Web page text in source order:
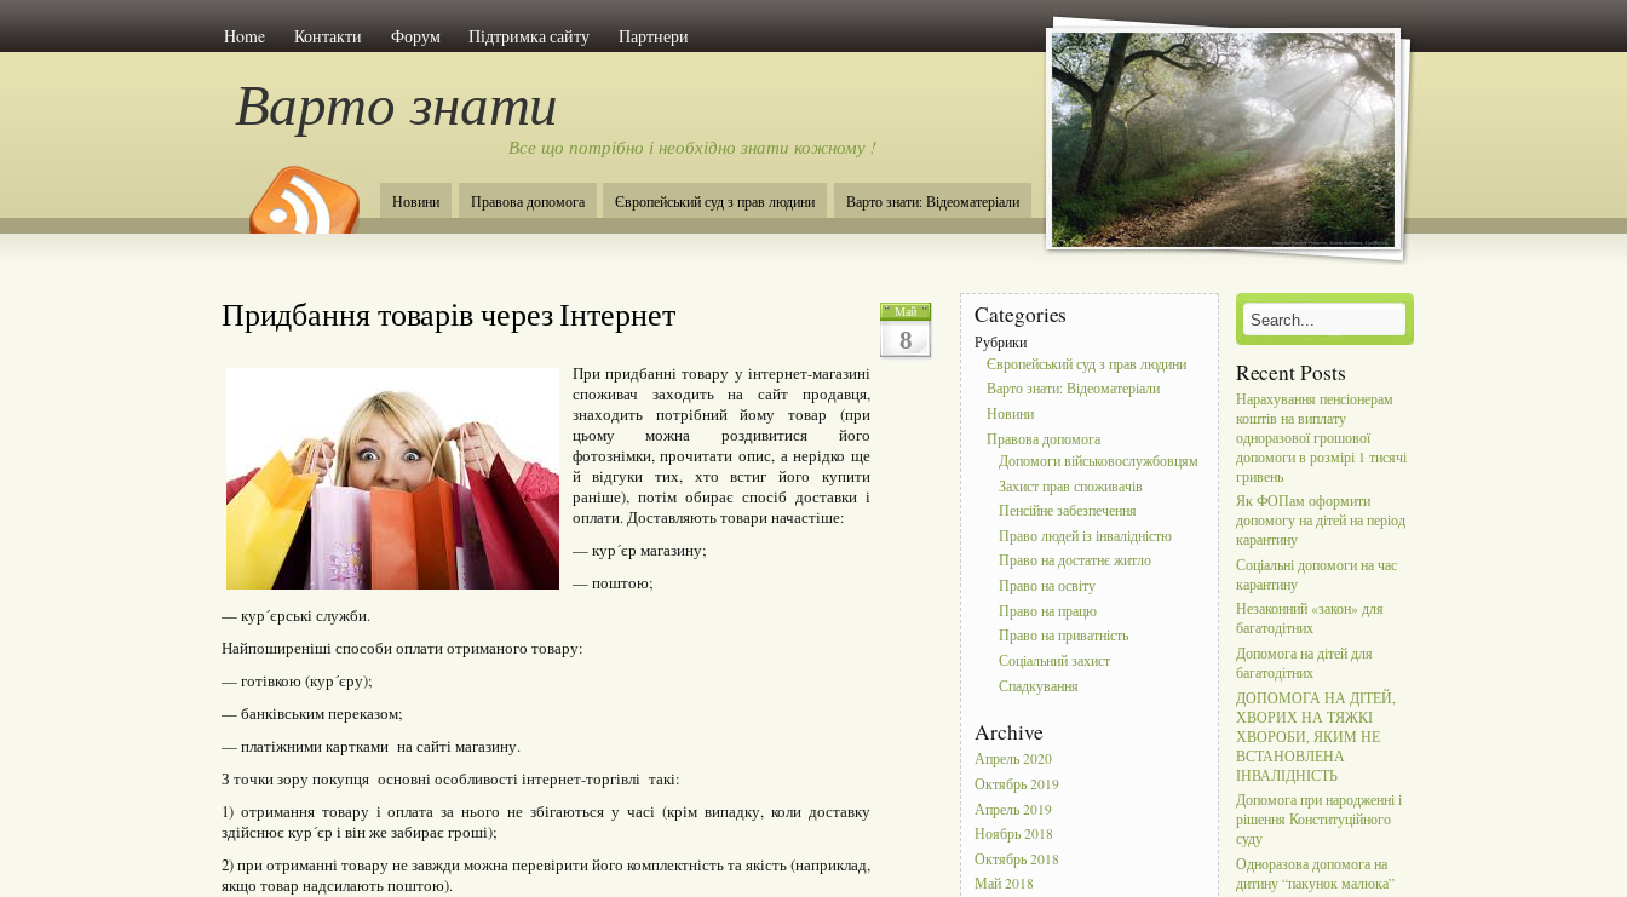
Home Контакти Форум Підтримка сайту Партнери
Варто знати
Все що потрібно і необхідно знати кожному !
Новини Правова допомога Європейський суд з прав людини Варто знати: Відеоматеріали
Май
8
Придбання товарів через Інтернет
При придбанні товару у інтернет-магазині
споживач заходить на сайт продавця,
знаходить потрібний йому товар (при
цьому можна роздивитися його
фотознімки, прочитати опис, а нерідко ще
й відгуки тих, хто встиг його купити
раніше), потім обирає спосіб доставки і
оплати. Доставляють товари начастіше:
— кур´єр магазину;
— поштою;
— кур´єрські служби.
Найпоширеніші способи оплати отриманого товару:
— готівкою (кур´єру);
— банківським переказом;
— платіжними картками на сайті магазину.
З точки зору покупця основні особливості інтернет-торгівлі такі:
1) отримання товару і оплата за нього не збігаються у часі (крім випадку, коли доставку
здійснює кур´єр і він же забирає гроші);
2) при отриманні товару не завжди можна перевірити його комплектність та якість (наприклад,
якщо товар надсилають поштою).
Categories
Рубрики
Європейський суд з прав людини
Варто знати: Відеоматеріали
Новини
Правова допомога
Допомоги військовослужбовцям
Захист прав споживачів
Пенсійне забезпечення
Право людей із інвалідністю
Право на достатнє житло
Право на освіту
Право на працю
Право на приватність
Соціальний захист
Спадкування
Archive
Апрель 2020
Октябрь 2019
Апрель 2019
Ноябрь 2018
Октябрь 2018
Май 2018
Recent Posts
Нарахування пенсіонерам
коштів на виплату
одноразової грошової
допомоги в розмірі 1 тисячі
гривень
Як ФОПам оформити
допомогу на дітей на період
карантину
Соціальні допомоги на час
карантину
Незаконний «закон» для
багатодітних
Допомога на дітей для
багатодітних
ДОПОМОГА НА ДІТЕЙ,
ХВОРИХ НА ТЯЖКІ
ХВОРОБИ, ЯКИМ НЕ
ВСТАНОВЛЕНА
ІНВАЛІДНІСТЬ
Допомога при народженні і
рішення Конституційного
суду
Одноразова допомога на
дитину “пакунок малюка”